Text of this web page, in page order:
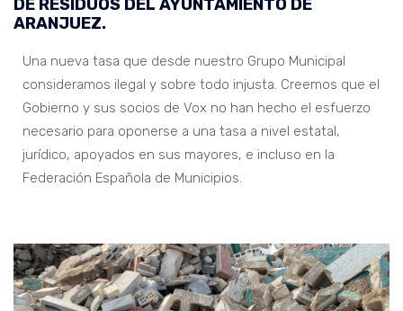
DE RESIDUOS DEL AYUNTAMIENTO DE
ARANJUEZ.
Una nueva tasa que desde nuestro Grupo Municipal
consideramos ilegal y sobre todo injusta. Creemos que el
Gobierno y sus socios de Vox no han hecho el esfuerzo
necesario para oponerse a una tasa a nivel estatal,
jurídico, apoyados en sus mayores, e incluso en la
Federación Española de Municipios.